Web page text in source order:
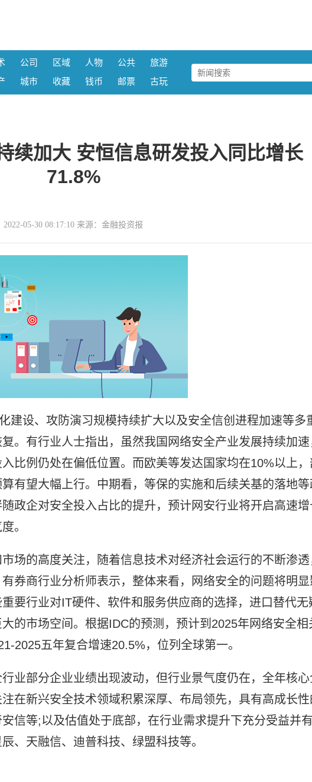
公司 区域 人物 公共
旅游
城市 收藏 钱币 邮票 古玩
续加大 安恒信息研发投入同比增长
71.8%
2022-05-30 08:17:10 来源：金融投资报
建设、攻防演习规模持续扩大以及安全信创进程加速等多
。有行业人士指出，虽然我国网络安全产业发展持续加速
比例仍处在偏低位置。而欧美等发达国家均在10%以上，
有望大幅上行。中期看，等保的实施和后续关基的落地等
政企对安全投入占比的提升，预计网安行业将开启高速增
。
场的高度关注，随着信息技术对经济社会运行的不断渗透
券商行业分析师表示，整体来看，网络安全的问题将明显
要行业对IT硬件、软件和服务供应商的选择，进口替代无
的市场空间。根据IDC的预测，预计到2025年网络安全相
2025五年复合增速20.5%，位列全球第一。
业部分企业业绩出现波动，但行业景气度仍在，全年核心
在新兴安全技术领域积累深厚、布局领先，具有高成长性
信等;以及估值处于底部，在行业需求提升下充分受益并有
、天融信、迪普科技、绿盟科技等。